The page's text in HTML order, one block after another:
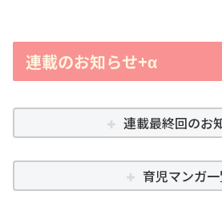
連載のお知らせ+α
連載最終回のお
育児マンガ